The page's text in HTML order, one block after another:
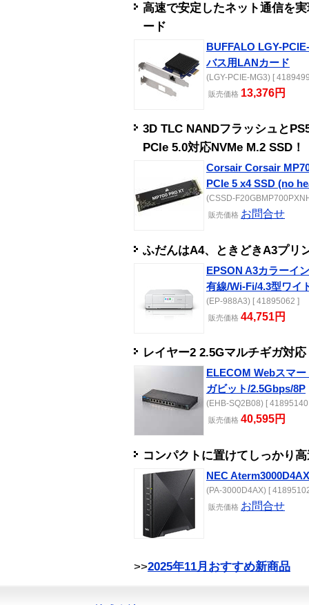
高速で安定したネット通信を
ード
BUFFALO LGY-
バス用LANカード
(LGY-PCIE-MG3) [
販売価格 13,376円
3D TLC NANDフラッシュと
PCIe 5.0対応NVMe M.2 SSD！
Corsair Corsair
PCIe 5 x4 SSD (no
(CSSD-
販売価格 お問合せ
ふだんはA4、ときどきA3プリ
EPSON A3カラーイ
有線/Wi-Fi/4.3型ワイ
(EP-988A3) [ 41895062 ]
販売価格 44,751円
レイヤー2 2.5Gマルチギガ対
ELECOM Webスマ
ガビット/2.5Gbps/8P
(EHB-SQ2B08) [
販売価格 40,595円
コンパクトに置けてしっかり
NEC Aterm3000D4AX
(PA-3000D4AX) [
販売価格 お問合せ
>>2025年11月おすすめ新商品